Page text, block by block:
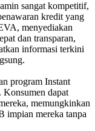
sangat kompetitif,
kredit yang
menyediakan
dan transparan,
informasi terkini
program Instant
dapat
memungkinkan
impian mereka tanpa